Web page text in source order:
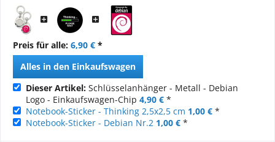
Preis für alle: 6,90 € *
Alles in den Einkaufswagen
Dieser Artikel: Schlüsselanhänger - Metall - Debian
Logo - Einkaufswagen-Chip 4,90 € *
Notebook-Sticker - Thinking 2,5x2,5 cm 1,00 € *
Notebook-Sticker - Debian Nr.2 1,00 € *